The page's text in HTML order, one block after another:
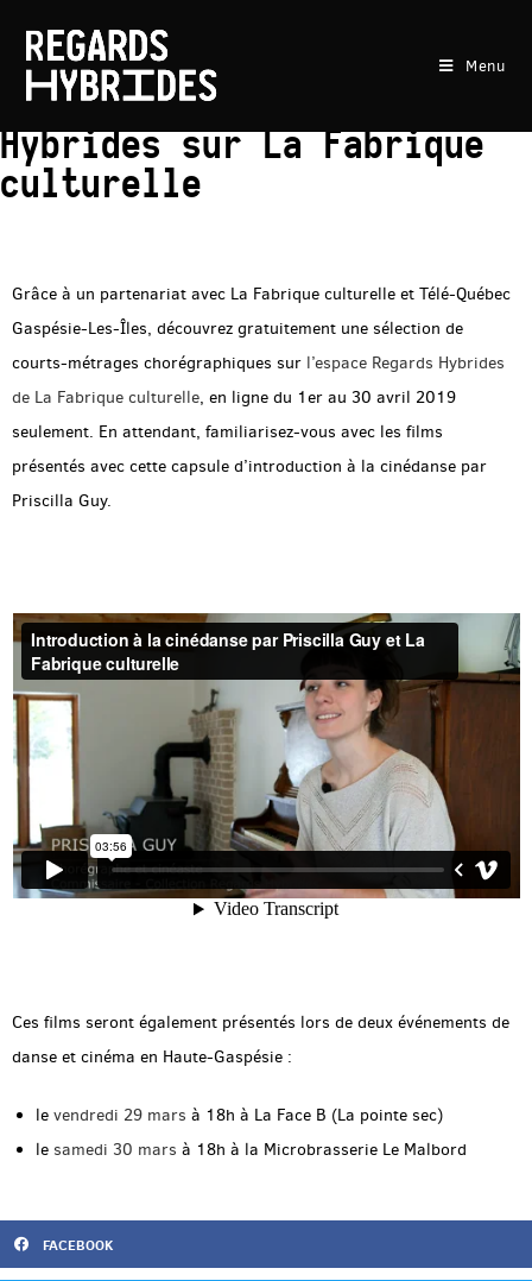
Menu
Collection Regards
Hybrides sur La Fabrique
culturelle
Grâce à un partenariat avec La Fabrique culturelle et Télé-Québec
Gaspésie-Les-Îles, découvrez gratuitement une sélection de
courts-métrages chorégraphiques sur l’espace Regards Hybrides
de La Fabrique culturelle, en ligne du 1er au 30 avril 2019
seulement. En attendant, familiarisez-vous avec les films
présentés avec cette capsule d’introduction à la cinédanse par
Priscilla Guy.
Ces films seront également présentés lors de deux événements de
danse et cinéma en Haute-Gaspésie :
le vendredi 29 mars à 18h à La Face B (La pointe sec)
le samedi 30 mars à 18h à la Microbrasserie Le Malbord
FACEBOOK